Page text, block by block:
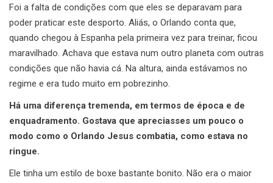
Foi a falta de condições com que eles se deparavam para
poder praticar este desporto. Aliás, o Orlando conta que,
quando chegou à Espanha pela primeira vez para treinar, ficou
maravilhado. Achava que estava num outro planeta com outras
condições que não havia cá. Na altura, ainda estávamos no
regime e era tudo muito em pobrezinho.
Há uma diferença tremenda, em termos de época e de
enquadramento. Gostava que apreciasses um pouco o
modo como o Orlando Jesus combatia, como estava no
ringue.
Ele tinha um estilo de boxe bastante bonito. Não era o maior